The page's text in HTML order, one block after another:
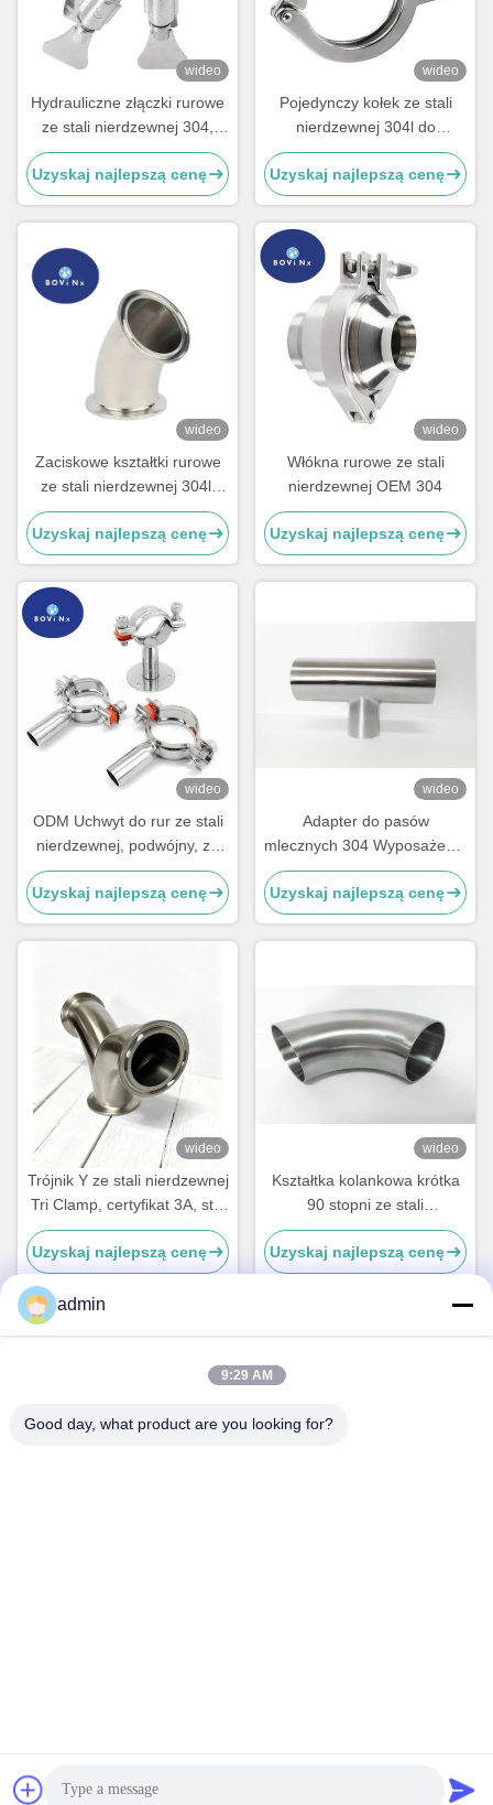
wideo
Hydrauliczne złączki rurowe
ze stali nierdzewnej 304,
podwójne, z tworzywa
sztucznego i metalu, do
dużych obciążeń
Uzyskaj najlepszą cenę
wideo
Pojedynczy kołek ze stali
nierdzewnej 304l do
połączeń rurowych,
sanitarne zaciski ze stali
nierdzewnej
Uzyskaj najlepszą cenę
wideo
Zaciskowe kształtki rurowe
ze stali nierdzewnej 304l,
kolano 45 stopni krótkie
Uzyskaj najlepszą cenę
wideo
Włókna rurowe ze stali
nierdzewnej OEM 304
Uzyskaj najlepszą cenę
wideo
ODM Uchwyt do rur ze stali
nierdzewnej, podwójny, ze
stali nierdzewnej 304, złączki
do rur
Uzyskaj najlepszą cenę
wideo
Adapter do pasów
mlecznych 304 Wyposażenie
rurowe ze stali nierdzewnej
Łokieć spawana ze stali
nierdzewnej
Uzyskaj najlepszą cenę
wideo
Trójnik Y ze stali nierdzewnej
Tri Clamp, certyfikat 3A, stal
nierdzewna 304
Uzyskaj najlepszą cenę
wideo
Kształtka kolankowa krótka
90 stopni ze stali
nierdzewnej SS304, technika
odlewania
Uzyskaj najlepszą cenę
Adres
autorskie © 2023-2026 BOVINX MACHINE PARTS LLC Wszystkie
admin
9:29 AM
Good day, what product are you looking for?